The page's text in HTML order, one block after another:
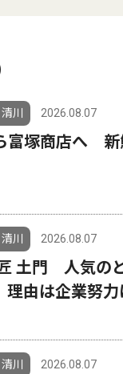
川 2026.08.07
富塚商店へ 新
川 2026.08.07
土門 人気の
由は企業努力
川 2026.08.07